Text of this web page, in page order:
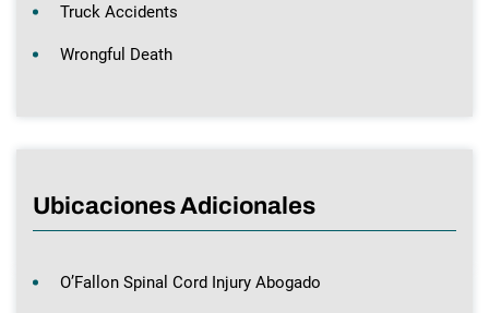
Truck Accidents
Wrongful Death
Ubicaciones Adicionales
O’Fallon Spinal Cord Injury Abogado